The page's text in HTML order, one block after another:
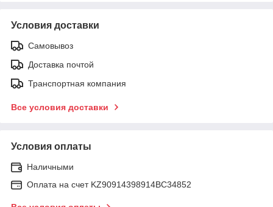
Условия доставки
Самовывоз
Доставка почтой
Транспортная компания
Все условия доставки
Условия оплаты
Наличными
Оплата на счет KZ90914398914ВС34852